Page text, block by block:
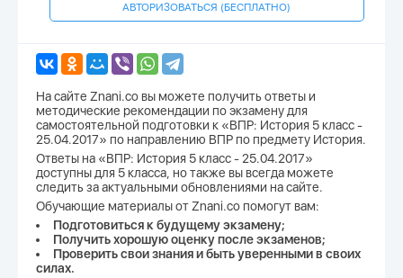
АВТОРИЗОВАТЬСЯ (БЕСПЛАТНО)
На сайте Znani.co вы можете получить ответы и
методические рекомендации по экзамену для
самостоятельной подготовки к «ВПР: История 5 класс -
25.04.2017» по направлению ВПР по предмету История.
Ответы на «ВПР: История 5 класс - 25.04.2017»
доступны для 5 класса, но также вы всегда можете
следить за актуальными обновлениями на сайте.
Обучающие материалы от Znani.co помогут вам:
Подготовиться к будущему экзамену;
Получить хорошую оценку после экзаменов;
Проверить свои знания и быть уверенными в своих
силах.